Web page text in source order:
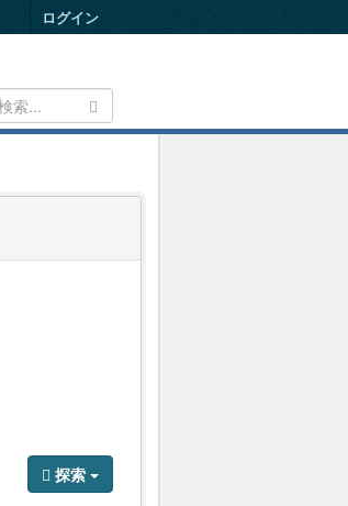
ログイン
探索